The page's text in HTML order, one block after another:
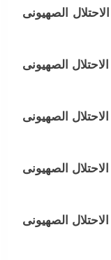
الصهيونى
الصهيونى
الصهيونى
الصهيونى
الصهيونى